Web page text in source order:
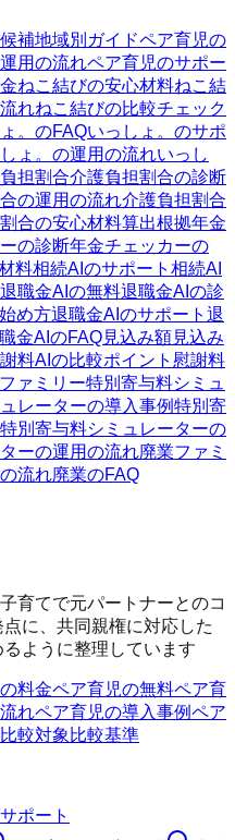
補地域別ガイドペア育児の
用の流れペア育児のサポー
ねこ結びの安心材料ねこ結
れねこ結びの比較チェック
。のFAQいっしょ。のサポ
ょ。の運用の流れいっし
担割合介護負担割合の診断
の運用の流れ介護負担割合
合の安心材料算出根拠年金
の診断年金チェッカーの
料相続AIのサポート 相続AI
退職金AIの無料退職金AIの診
め方退職金AIのサポート 退
金AIのFAQ見込み額見込み
料AIの比較ポイント 慰謝料
ァミリー特別寄与料シミュ
レーターの導入事例特別寄
特別寄与料シミュレーターの
ーの運用の流れ廃業ファミ
流れ廃業のFAQ
育てで元パートナーとのコ
に、共同親権に対応した
ように整理しています
料金ペア育児の無料ペア育
れペア育児の導入事例ペア
較対象 比較基準
サポート